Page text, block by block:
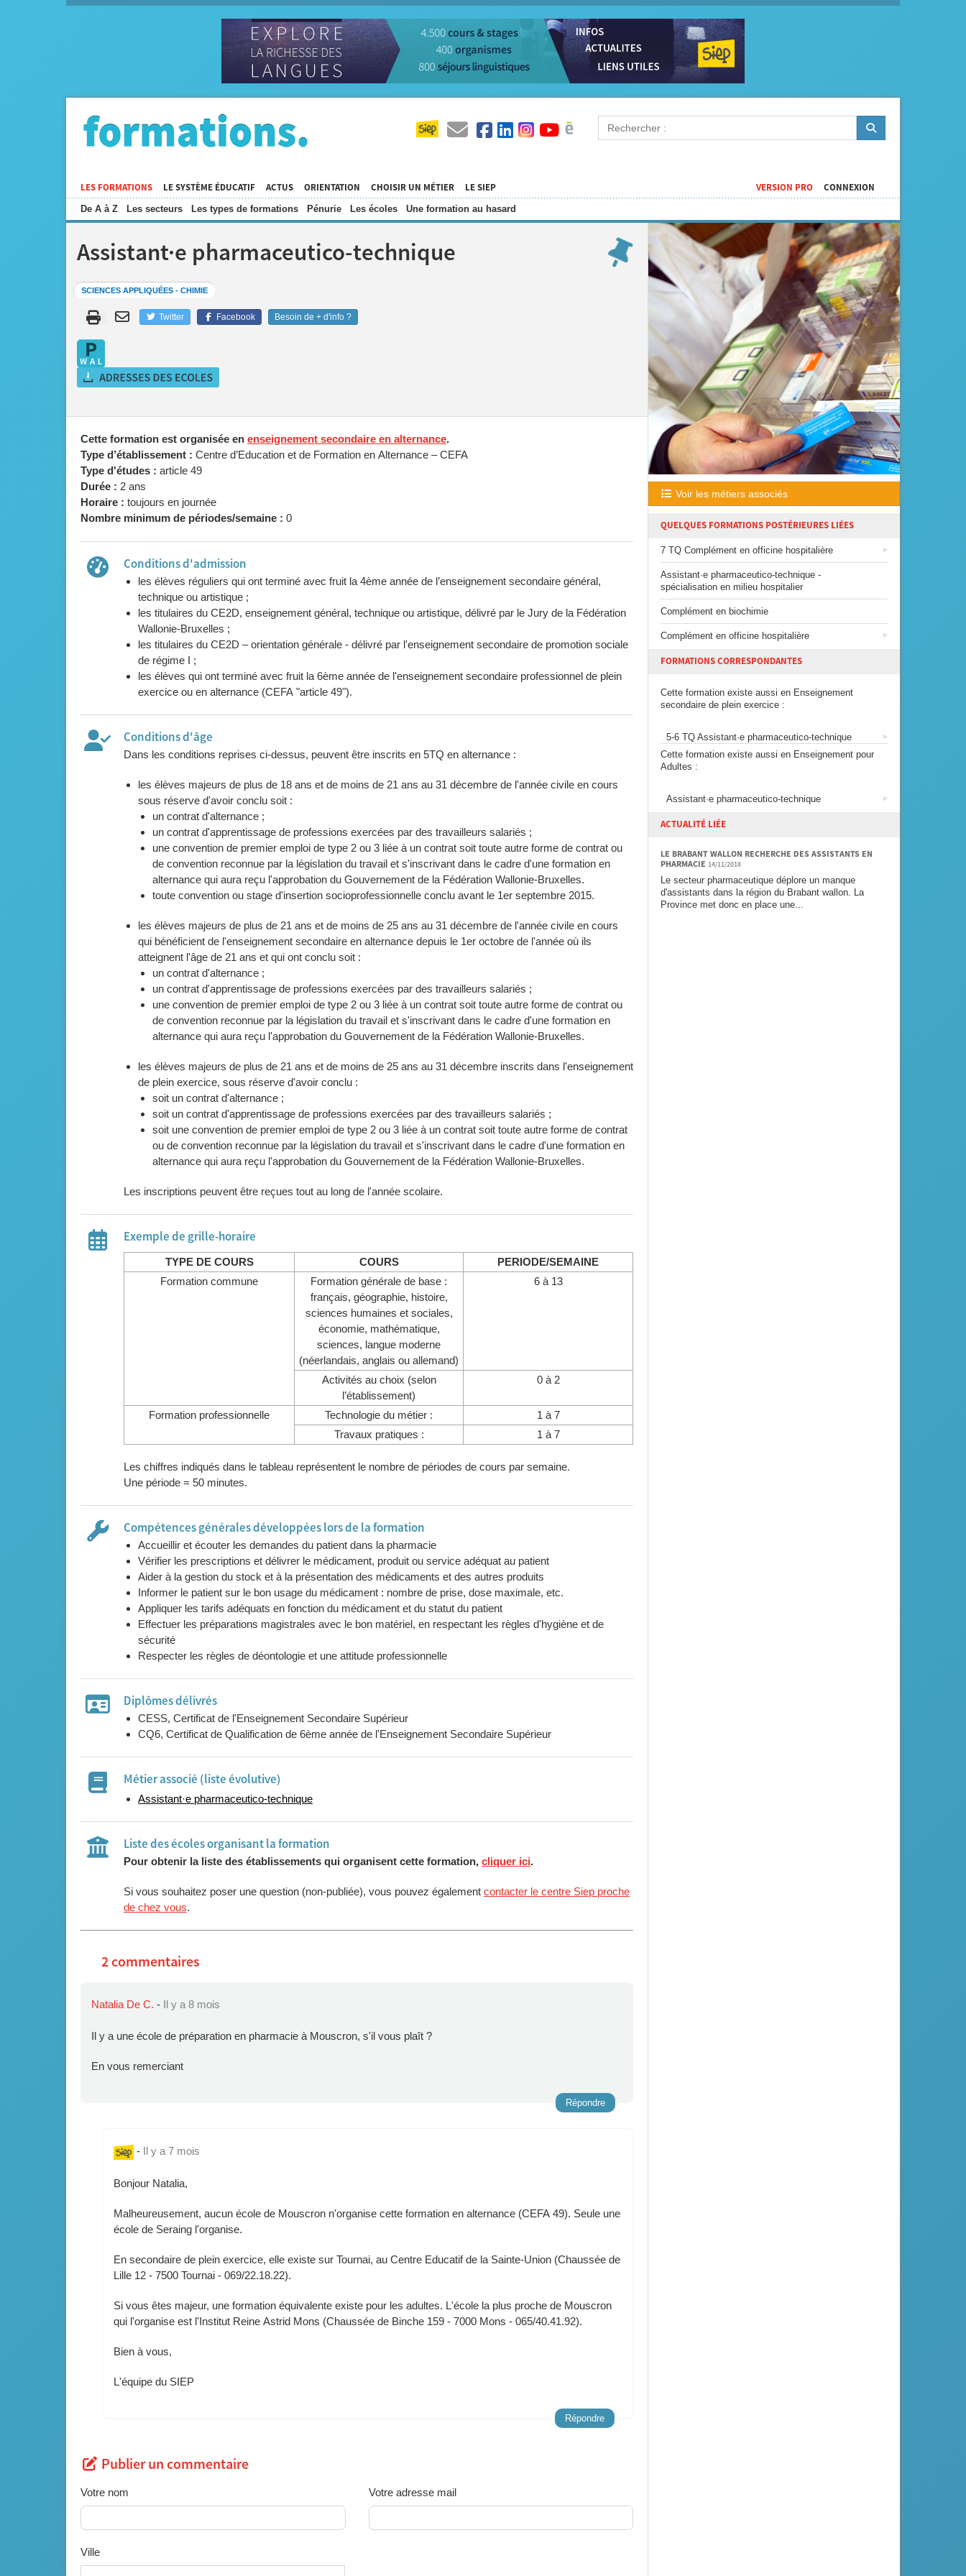
LES FORMATIONS
De A à Z Les secteurs Les types de formations Pénurie Les écoles Une formation au hasard
LE SYSTÈME ÉDUCATIF ACTUS ORIENTATION CHOISIR UN MÉTIER LE SIEP CONNEXION
VERSION PRO
Assistant·e pharmaceutico-technique
SCIENCES APPLIQUÉES - CHIMIE
Twitter Facebook Besoin de + d'info ?
Cette formation est organisée en enseignement secondaire en alternance.
Type d’établissement : Centre d’Education et de Formation en Alternance – CEFA
Type d'études : article 49
Durée : 2 ans
Horaire : toujours en journée
Nombre minimum de périodes/semaine : 0
Conditions d'admission
les élèves réguliers qui ont terminé avec fruit la 4ème année de l’enseignement secondaire général,
technique ou artistique ;
les titulaires du CE2D, enseignement général, technique ou artistique, délivré par le Jury de la Fédération
Wallonie-Bruxelles ;
les titulaires du CE2D – orientation générale - délivré par l'enseignement secondaire de promotion sociale
de régime I ;
les élèves qui ont terminé avec fruit la 6ème année de l'enseignement secondaire professionnel de plein
exercice ou en alternance (CEFA "article 49").
Conditions d'âge
Dans les conditions reprises ci-dessus, peuvent être inscrits en 5TQ en alternance :
les élèves majeurs de plus de 18 ans et de moins de 21 ans au 31 décembre de l'année civile en cours
sous réserve d'avoir conclu soit :
un contrat d'alternance ;
un contrat d'apprentissage de professions exercées par des travailleurs salariés ;
une convention de premier emploi de type 2 ou 3 liée à un contrat soit toute autre forme de contrat ou
de convention reconnue par la législation du travail et s'inscrivant dans le cadre d'une formation en
alternance qui aura reçu l'approbation du Gouvernement de la Fédération Wallonie-Bruxelles.
toute convention ou stage d'insertion socioprofessionnelle conclu avant le 1er septembre 2015.
les élèves majeurs de plus de 21 ans et de moins de 25 ans au 31 décembre de l'année civile en cours
qui bénéficient de l'enseignement secondaire en alternance depuis le 1er octobre de l'année où ils
atteignent l'âge de 21 ans et qui ont conclu soit :
un contrat d'alternance ;
un contrat d'apprentissage de professions exercées par des travailleurs salariés ;
une convention de premier emploi de type 2 ou 3 liée à un contrat soit toute autre forme de contrat ou
de convention reconnue par la législation du travail et s'inscrivant dans le cadre d'une formation en
alternance qui aura reçu l'approbation du Gouvernement de la Fédération Wallonie-Bruxelles.
les élèves majeurs de plus de 21 ans et de moins de 25 ans au 31 décembre inscrits dans l'enseignement
de plein exercice, sous réserve d'avoir conclu :
soit un contrat d'alternance ;
soit un contrat d'apprentissage de professions exercées par des travailleurs salariés ;
soit une convention de premier emploi de type 2 ou 3 liée à un contrat soit toute autre forme de contrat
ou de convention reconnue par la législation du travail et s'inscrivant dans le cadre d'une formation en
alternance qui aura reçu l'approbation du Gouvernement de la Fédération Wallonie-Bruxelles.
Les inscriptions peuvent être reçues tout au long de l'année scolaire.
Exemple de grille-horaire
TYPE DE COURS COURS
PERIODE/SEMAINE
Formation commune
Formation générale de base :
français, géographie, histoire,
sciences humaines et sociales,
économie, mathématique,
sciences, langue moderne
(néerlandais, anglais ou allemand)
6 à 13
Activités au choix (selon
l’établissement)
0 à 2
Formation professionnelle Technologie du métier :
1 à 7
Travaux pratiques :
1 à 7
Les chiffres indiqués dans le tableau représentent le nombre de périodes de cours par semaine.
Une période = 50 minutes.
Compétences générales développées lors de la formation
Accueillir et écouter les demandes du patient dans la pharmacie
Vérifier les prescriptions et délivrer le médicament, produit ou service adéquat au patient
Aider à la gestion du stock et à la présentation des médicaments et des autres produits
Informer le patient sur le bon usage du médicament : nombre de prise, dose maximale, etc.
Appliquer les tarifs adéquats en fonction du médicament et du statut du patient
Effectuer les préparations magistrales avec le bon matériel, en respectant les règles d'hygiène et de
sécurité
Respecter les règles de déontologie et une attitude professionnelle
Diplômes délivrés
CESS, Certificat de l'Enseignement Secondaire Supérieur
CQ6, Certificat de Qualification de 6ème année de l'Enseignement Secondaire Supérieur
Métier associé (liste évolutive)
Assistant·e pharmaceutico-technique
Liste des écoles organisant la formation
Pour obtenir la liste des établissements qui organisent cette formation, cliquer ici.
Si vous souhaitez poser une question (non-publiée), vous pouvez également contacter le centre Siep proche
de chez vous.
2 commentaires
Natalia De C. - Il y a 8 mois
Il y a une école de préparation en pharmacie à Mouscron, s'il vous plaît ?
En vous remerciant
Répondre
- Il y a 7 mois
Bonjour Natalia,
Malheureusement, aucun école de Mouscron n'organise cette formation en alternance (CEFA 49). Seule une
école de Seraing l'organise.
En secondaire de plein exercice, elle existe sur Tournai, au Centre Educatif de la Sainte-Union (Chaussée de
Lille 12 - 7500 Tournai - 069/22.18.22).
Si vous êtes majeur, une formation équivalente existe pour les adultes. L'école la plus proche de Mouscron
qui l'organise est l'Institut Reine Astrid Mons (Chaussée de Binche 159 - 7000 Mons - 065/40.41.92).
Bien à vous,
L'équipe du SIEP
Répondre
Publier un commentaire
Votre nom Votre adresse mail
Ville
Voir les métiers associés
QUELQUES FORMATIONS POSTÉRIEURES LIÉES
7 TQ Complément en officine hospitalière
Assistant·e pharmaceutico-technique -
spécialisation en milieu hospitalier
Complément en biochimie
Complément en officine hospitalière
FORMATIONS CORRESPONDANTES
Cette formation existe aussi en Enseignement
secondaire de plein exercice :
5-6 TQ Assistant·e pharmaceutico-technique
Cette formation existe aussi en Enseignement pour
Adultes :
Assistant·e pharmaceutico-technique
ACTUALITÉ LIÉE
LE BRABANT WALLON RECHERCHE DES ASSISTANTS EN
PHARMACIE 14/11/2018
Le secteur pharmaceutique déplore un manque
d'assistants dans la région du Brabant wallon. La
Province met donc en place une...